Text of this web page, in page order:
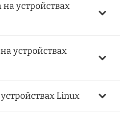
устройствах
устройствах
Linux